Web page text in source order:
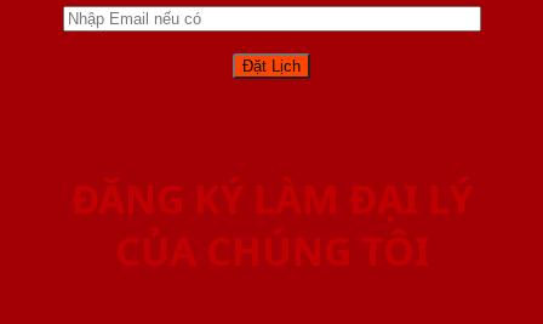
ĐĂNG KÝ LÀM ĐẠI LÝ
CỦA CHÚNG TÔI